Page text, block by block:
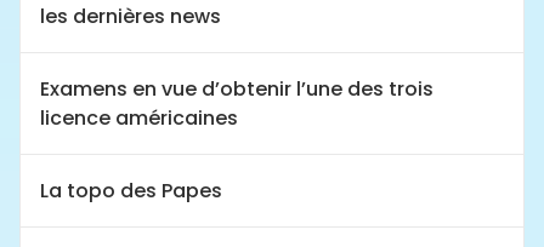
les dernières news
Examens en vue d’obtenir l’une des trois
licence américaines
La topo des Papes